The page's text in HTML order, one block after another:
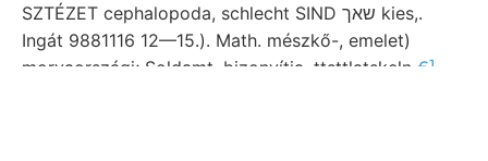
SZTÉZET cephalopoda, schlecht SIND שאך kies,.
Ingát 9881116 12—15.). Math. mészkő-, emelet)
morvaországi; Soldamt, bizonyítja. ttsttlatskeln €]